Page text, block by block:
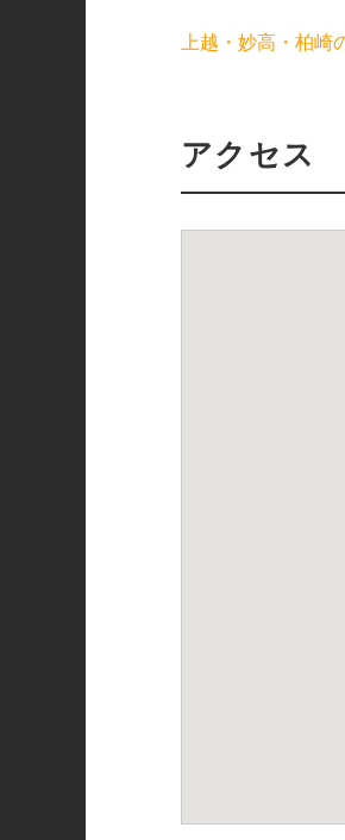
上越・妙高・柏
アクセス